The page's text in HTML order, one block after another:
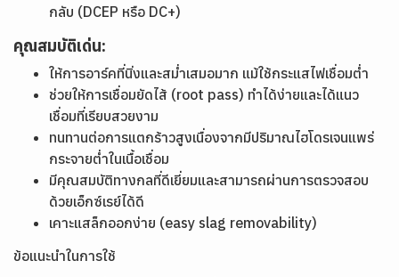
กลับ (DCEP หรือ DC+)
คุณสมบัติเด่น:
ให้การอาร์คที่นิ่งและสม่ำเสมอมาก แม้ใช้กระแสไฟเชื่อมต่ำ
ช่วยให้การเชื่อมยัดไส้ (root pass) ทำได้ง่ายและได้แนว
เชื่อมที่เรียบสวยงาม
ทนทานต่อการแตกร้าวสูงเนื่องจากมีปริมาณไฮโดรเจนแพร่
กระจายต่ำในเนื้อเชื่อม
มีคุณสมบัติทางกลที่ดีเยี่ยมและสามารถผ่านการตรวจสอบ
ด้วยเอ็กซ์เรย์ได้ดี
เคาะแสล็กออกง่าย (easy slag removability)
ข้อแนะนำในการใช้